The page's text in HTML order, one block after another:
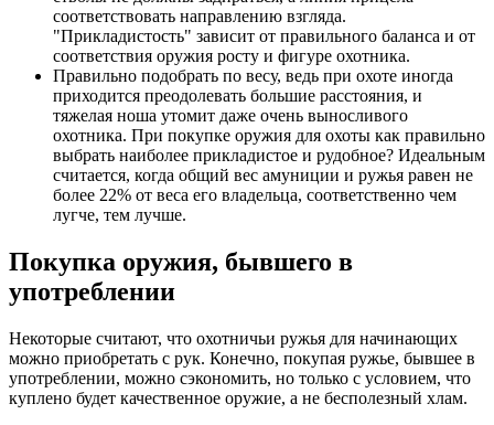
соответствовать направлению взгляда.
"Прикладистость" зависит от правильного баланса и от
соответствия оружия росту и фигуре охотника.
Правильно подобрать по весу, ведь при охоте иногда
приходится преодолевать большие расстояния, и
тяжелая ноша утомит даже очень выносливого
охотника. При покупке оружия для охоты как правильно
выбрать наиболее прикладистое и рудобное? Идеальным
считается, когда общий вес амуниции и ружья равен не
более 22% от веса его владельца, соответственно чем
лугче, тем лучше.
Покупка оружия, бывшего в
употреблении
Некоторые считают, что охотничьи ружья для начинающих
можно приобретать с рук. Конечно, покупая ружье, бывшее в
употреблении, можно сэкономить, но только с условием, что
куплено будет качественное оружие, а не бесполезный хлам.